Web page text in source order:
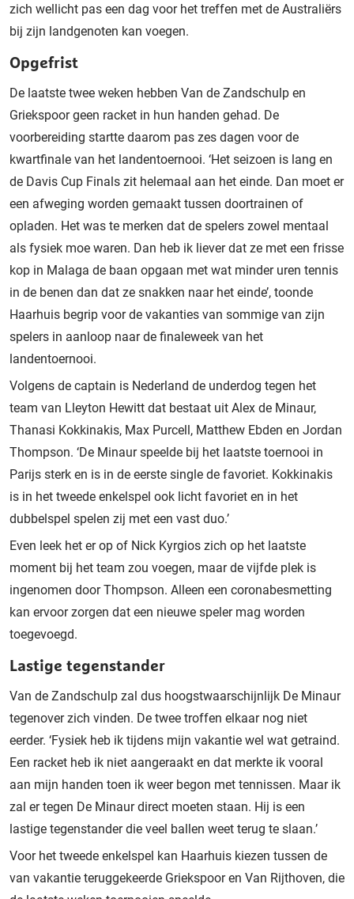
zich wellicht pas een dag voor het treffen met de Australiërs
bij zijn landgenoten kan voegen.
Opgefrist
De laatste twee weken hebben Van de Zandschulp en
Griekspoor geen racket in hun handen gehad. De
voorbereiding startte daarom pas zes dagen voor de
kwartfinale van het landentoernooi. ‘Het seizoen is lang en
de Davis Cup Finals zit helemaal aan het einde. Dan moet er
een afweging worden gemaakt tussen doortrainen of
opladen. Het was te merken dat de spelers zowel mentaal
als fysiek moe waren. Dan heb ik liever dat ze met een frisse
kop in Malaga de baan opgaan met wat minder uren tennis
in de benen dan dat ze snakken naar het einde’, toonde
Haarhuis begrip voor de vakanties van sommige van zijn
spelers in aanloop naar de finaleweek van het
landentoernooi.
Volgens de captain is Nederland de underdog tegen het
team van Lleyton Hewitt dat bestaat uit Alex de Minaur,
Thanasi Kokkinakis, Max Purcell, Matthew Ebden en Jordan
Thompson. ‘De Minaur speelde bij het laatste toernooi in
Parijs sterk en is in de eerste single de favoriet. Kokkinakis
is in het tweede enkelspel ook licht favoriet en in het
dubbelspel spelen zij met een vast duo.’
Even leek het er op of Nick Kyrgios zich op het laatste
moment bij het team zou voegen, maar de vijfde plek is
ingenomen door Thompson. Alleen een coronabesmetting
kan ervoor zorgen dat een nieuwe speler mag worden
toegevoegd.
Lastige tegenstander
Van de Zandschulp zal dus hoogstwaarschijnlijk De Minaur
tegenover zich vinden. De twee troffen elkaar nog niet
eerder. ‘Fysiek heb ik tijdens mijn vakantie wel wat getraind.
Een racket heb ik niet aangeraakt en dat merkte ik vooral
aan mijn handen toen ik weer begon met tennissen. Maar ik
zal er tegen De Minaur direct moeten staan. Hij is een
lastige tegenstander die veel ballen weet terug te slaan.’
Voor het tweede enkelspel kan Haarhuis kiezen tussen de
van vakantie teruggekeerde Griekspoor en Van Rijthoven, die